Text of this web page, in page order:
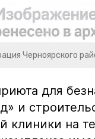
Черноярского
для
и
клиники на